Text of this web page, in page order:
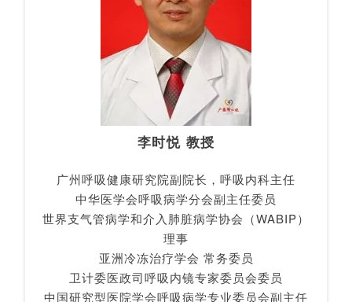
李时悦 教授
广州呼吸健康研究院副院长，呼吸内科主任
中华医学会呼吸病学分会副主任委员
世界支气管病学和介入肺脏病学协会（WABIP）
理事
亚洲冷冻治疗学会 常务委员
卫计委医政司呼吸内镜专家委员会委员
中国研究型医院学会呼吸病学专业委员会副主任